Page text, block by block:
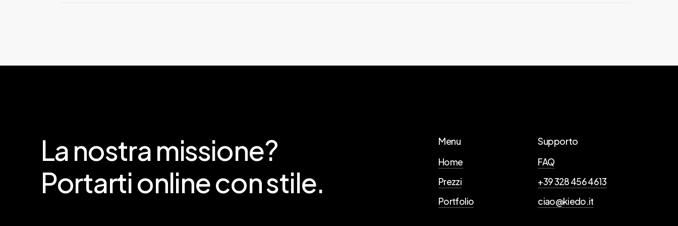
Lanostramissione?
Portartionlineconstile.
Menu
Home
Prezzi
Portfolio
Supporto
FAQ
+39 328 456 4613
ciao@kiedo.it